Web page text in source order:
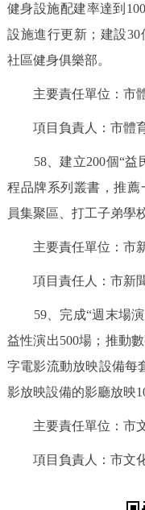
健身設施配建率達到
設施進行更新；建設
社區健身俱樂部。
主要責任單位：市
項目負責人：市體
58、建立200個“益
程品牌系列叢書，推薦
員集聚區、打工子弟學
主要責任單位：市
項目責任人：市新
59、完成“週末場演
益性演出500場；推動
字電影流動放映設備每
影放映設備的影廳放映
主要責任單位：市
項目負責人：市文